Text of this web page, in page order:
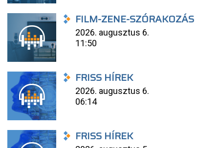
FILM-ZENE-SZÓRAKOZÁS
2026. augusztus 6.
11:50
FRISS HÍREK
2026. augusztus 6.
06:14
FRISS HÍREK